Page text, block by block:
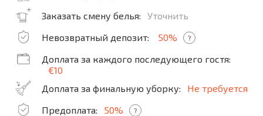
Заказать смену белья:
Уточнить
Невозвратный депозит:
50% ?
Доплата за каждого последующего гостя:
€10
Доплата за финальную уборку:
Не требуется
Предоплата:
50% ?